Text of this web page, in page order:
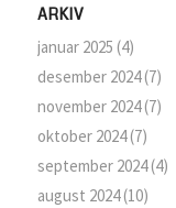
ARKIV
januar 2025 (4)
desember 2024(7)
november 2024(7)
oktober 2024(7)
september 2024(4)
august 2024(10)